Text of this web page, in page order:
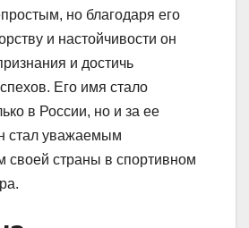
но благодаря его
и настойчивости он
и достичь
Его имя стало
в России, но и за ее
стал уважаемым
своей страны в спортивном